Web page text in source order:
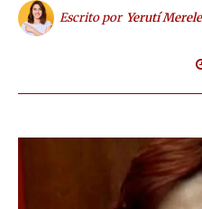
Escrito por Yerutí